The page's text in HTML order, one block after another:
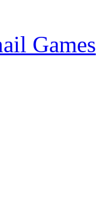
Games